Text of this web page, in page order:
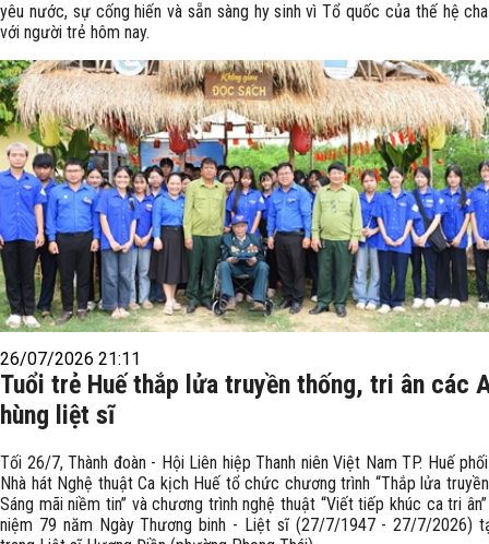
yêu nước, sự cống hiến và sẵn sàng hy sinh vì Tổ quốc của thế hệ
với người trẻ hôm nay.
26/07/2026 21:11
Tuổi trẻ Huế thắp lửa truyền thống, tri ân các
hùng liệt sĩ
Tối 26/7, Thành đoàn - Hội Liên hiệp Thanh niên Việt Nam TP. Huế
Nhà hát Nghệ thuật Ca kịch Huế tổ chức chương trình “Thắp lửa
Sáng mãi niềm tin” và chương trình nghệ thuật “Viết tiếp khúc ca tri
niệm 79 năm Ngày Thương binh - Liệt sĩ (27/7/1947 - 27/7/2026)